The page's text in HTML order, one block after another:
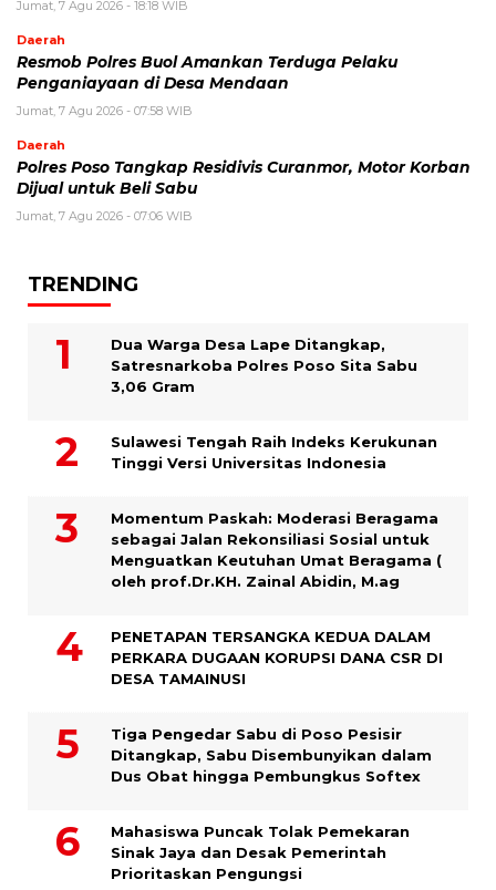
Jumat, 7 Agu 2026 - 18:18 WIB
Daerah
Resmob Polres Buol Amankan Terduga Pelaku
Penganiayaan di Desa Mendaan
Jumat, 7 Agu 2026 - 07:58 WIB
Daerah
Polres Poso Tangkap Residivis Curanmor, Motor Korban
Dijual untuk Beli Sabu
Jumat, 7 Agu 2026 - 07:06 WIB
TRENDING
Dua Warga Desa Lape Ditangkap,
Satresnarkoba Polres Poso Sita Sabu
3,06 Gram
Sulawesi Tengah Raih Indeks Kerukunan
Tinggi Versi Universitas Indonesia
Momentum Paskah: Moderasi Beragama
sebagai Jalan Rekonsiliasi Sosial untuk
Menguatkan Keutuhan Umat Beragama (
oleh prof.Dr.KH. Zainal Abidin, M.ag
PENETAPAN TERSANGKA KEDUA DALAM
PERKARA DUGAAN KORUPSI DANA CSR DI
DESA TAMAINUSI
Tiga Pengedar Sabu di Poso Pesisir
Ditangkap, Sabu Disembunyikan dalam
Dus Obat hingga Pembungkus Softex
Mahasiswa Puncak Tolak Pemekaran
Sinak Jaya dan Desak Pemerintah
Prioritaskan Pengungsi